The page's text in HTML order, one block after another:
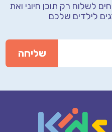
לשלוח רק תוכן חיוני ואת
לילדים שלכם